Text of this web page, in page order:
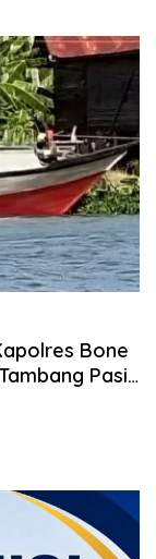
Bone
Pasir